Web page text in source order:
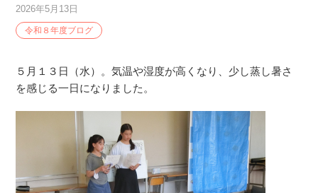
2026年5月13日
令和８年度ブログ
５月１３日（水）。気温や湿度が高くなり、少し蒸し暑さ
を感じる一日になりました。